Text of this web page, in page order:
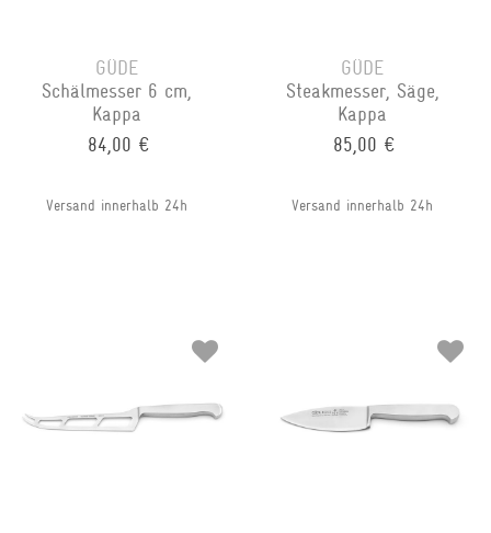
GÜDE
Schälmesser 6 cm,
Kappa
84,00 €
Versand innerhalb 24h
GÜDE
Steakmesser, Säge,
Kappa
85,00 €
Versand innerhalb 24h